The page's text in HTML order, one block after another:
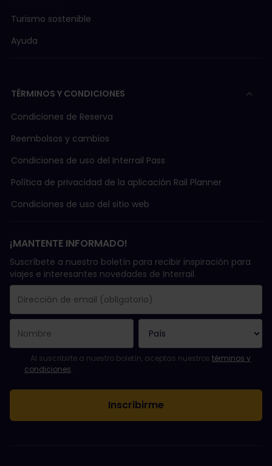
Turismo sostenible
Ayuda
TÉRMINOS Y CONDICIONES
Condiciones de Reserva
Reembolsos y cambios
Condiciones de uso del Interrail Pass
Política de privacidad de la aplicación Rail Planner
Condiciones de uso del sitio web
¡MANTENTE INFORMADO!
Suscríbete a nuestro boletín para recibir inspiración para
viajes e interesantes novedades de Interrail.
Se suscribió con éxito.
El campo de dirección de email es obligatorio.
La dirección de email no es válida.
Ha habido un fallo al suscribirte al boletín. Vuelve a intentarlo
¡Ya te has suscrito a este boletín!
Acepta los términos y condiciones para suscribirte al boletín
Al suscribirte a nuestro boletín, aceptas nuestros términos y
condiciones.